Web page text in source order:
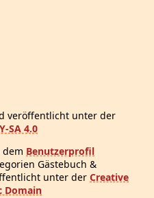
veröffentlicht unter der
SA 4.0
dem Benutzerprofil
Gästebuch &
unter der Creative
Domain